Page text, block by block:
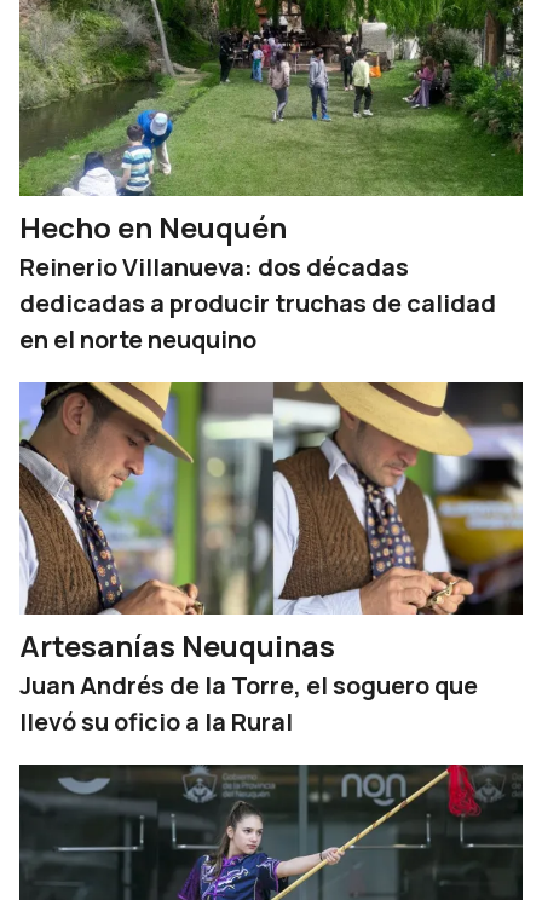
Hecho en Neuquén
Reinerio Villanueva: dos décadas
dedicadas a producir truchas de calidad
en el norte neuquino
Artesanías Neuquinas
Juan Andrés de la Torre, el soguero que
llevó su oficio a la Rural